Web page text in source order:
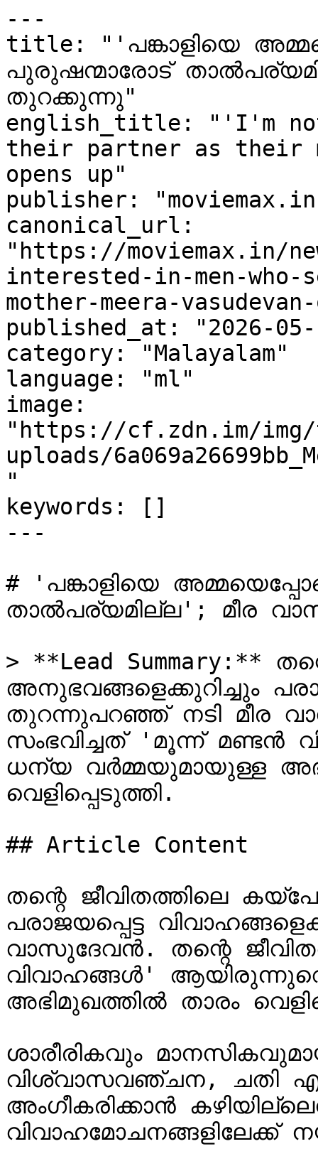
---
title: "'പങ്കാളിയെ
പുരുഷന്മാരോട്
തുറക്കുന്നു"
english_title: "'I'm not
their partner as their
opens up"
publisher:
canonical_url:
"https://moviemax.in/
interested-in-men-
mother-meera-
published_at: "2026-05-
category: "Malayalam"
language: "ml"
image:
"https://cf.zdn.im/img/
uploads/
"
keywords: []
---
# 'പങ്കാളിയെ
താൽപര്യമില്ല'; മീര
> **Lead Summary:**
അനുഭവങ്ങളെക്കുറിച്ചും
തുറന്നുപറഞ്ഞ് നടി മീര
സംഭവിച്ചത് 'മൂന്ന് മണ്ടൻ
ധന്യ വർമ്മയുമായുള്ള
വെളിപ്പെടുത്തി.
## Article Content
തന്റെ ജീവിതത്തിലെ
പരാജയപ്പെട്ട
വാസുദേവൻ. തന്റെ
വിവാഹങ്ങൾ'
അഭിമുഖത്തിൽ താരം
ശാരീരികവും
വിശ്വാസവഞ്ചന, ചതി
അംഗീകരിക്കാൻ
വിവാഹമോചനങ്ങളിലേക്ക്